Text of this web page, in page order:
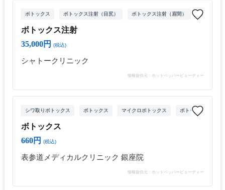
ボトックス ボトックス注射（目尻） ボトックス注射（眉間） ボトック
ボトックス注射
35,000円
(税込)
シャトークリニック
情報提供元：ホットペッパービューティー
シワ取りボトックス ボトックス マイクロボトックス ボトックス注射（
ボトックス
660円
(税込)
表参道メディカルクリニック 銀座院
情報提供元：ホットペッパービューティー